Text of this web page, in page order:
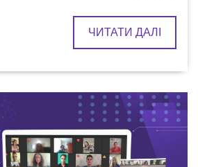
ЧИТАТИ ДАЛІ